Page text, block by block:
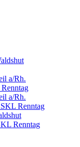
a/Rh.
a/Rh.
Renntag
Renntag